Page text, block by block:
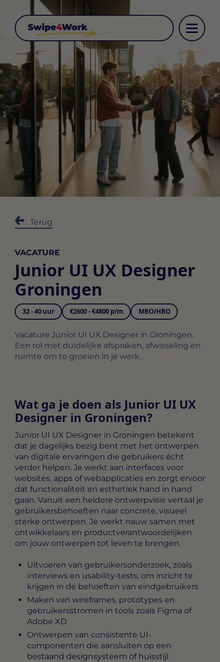
Terug
VACATURE
Junior UI UX Designer
Groningen
32 - 40 uur €2600 - €4800 p/m MBO/HBO
Vacature Junior UI UX Designer in Groningen.
Een rol met duidelijke afspraken, afwisseling en
ruimte om te groeien in je werk.
Wat ga je doen als Junior UI UX
Designer in Groningen?
Junior UI UX Designer in Groningen betekent
dat je dagelijks bezig bent met het ontwerpen
van digitale ervaringen die gebruikers écht
verder helpen. Je werkt aan interfaces voor
websites, apps of webapplicaties en zorgt ervoor
dat functionaliteit en esthetiek hand in hand
gaan. Vanuit een heldere ontwerpvisie vertaal je
gebruikersbehoeften naar concrete, visueel
sterke ontwerpen. Je werkt nauw samen met
ontwikkelaars en productverantwoordelijken
om jouw ontwerpen tot leven te brengen.
Uitvoeren van gebruikersonderzoek, zoals
interviews en usability-tests, om inzicht te
krijgen in de behoeften van eindgebruikers
Maken van wireframes, prototypes en
gebruikersstromen in tools zoals Figma of
Adobe XD
Ontwerpen van consistente UI-
componenten die aansluiten op een
bestaand designsysteem of huisstijl